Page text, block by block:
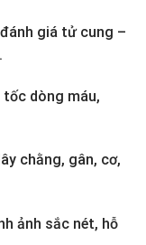
giá tử cung –
dòng máu,
chằng, gân, cơ,
ảnh sắc nét, hỗ